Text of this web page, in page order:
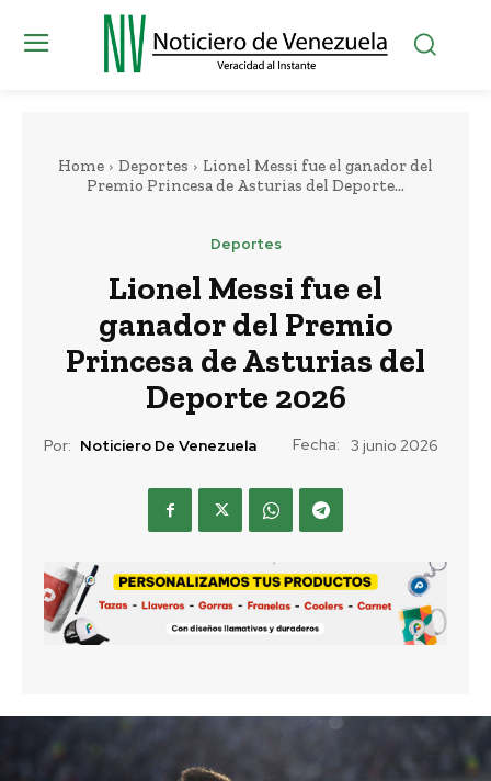
Home Deportes
Lionel Messi fue el ganador del
Premio Princesa de Asturias del Deporte...
Deportes
Lionel Messi fue el
ganador del Premio
Princesa de Asturias del
Deporte 2026
Por: Noticiero De Venezuela Fecha: 3 junio 2026